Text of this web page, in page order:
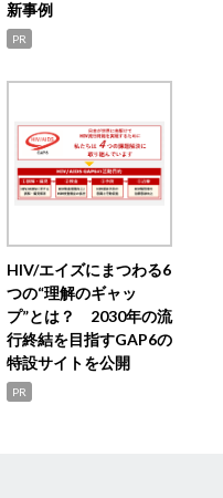
新事例
PR
HIV/エイズにまつわる6
つの“理解のギャッ
プ”とは？ 2030年の流
行終結を目指すGAP6の
特設サイトを公開
PR